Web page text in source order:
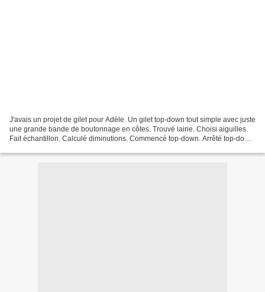
J'avais un projet de gilet pour Adèle. Un gilet top-down tout simple avec juste
une grande bande de boutonnage en côtes. Trouvé laine. Choisi aiguilles.
Fait échantillon. Calculé diminutions. Commencé top-down. Arrêté top-down.